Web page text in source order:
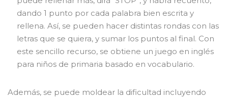
dando 1 punto por cada palabra bien escrita y
rellena. Así, se pueden hacer distintas rondas con las
letras que se quiera, y sumar los puntos al final. Con
este sencillo recurso, se obtiene un juego en inglés
para niños de primaria basado en vocabulario.
Además, se puede moldear la dificultad incluyendo